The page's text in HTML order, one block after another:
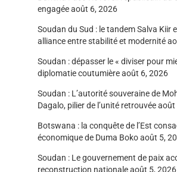
engagéeaoût 6, 2026
Soudan du Sud : le tandem Salva Kiir
alliance entre stabilité et modernité
Soudan : dépasser le « diviser pour
diplomatie coutumièreaoût 6, 2026
Soudan : L’autorité souveraine de
Dagalo, pilier de l’unité retrouvéeaoût
Botswana : la conquête de l’Est
économique de Duma Bokoaoût 5,
Soudan : Le gouvernement de paix
reconstruction nationaleaoût 5, 2026